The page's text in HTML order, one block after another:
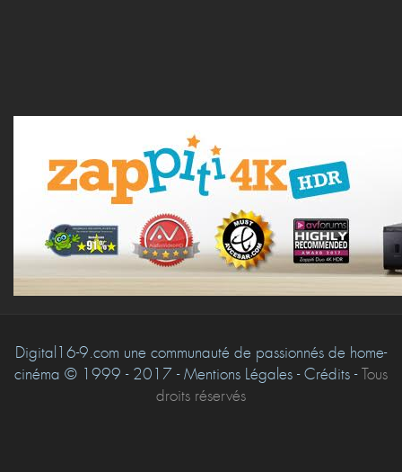
Digital16-9.com une communauté de passionnés de home-
cinéma © 1999 - 2017 - Mentions Légales - Crédits -Tous
droits réservés